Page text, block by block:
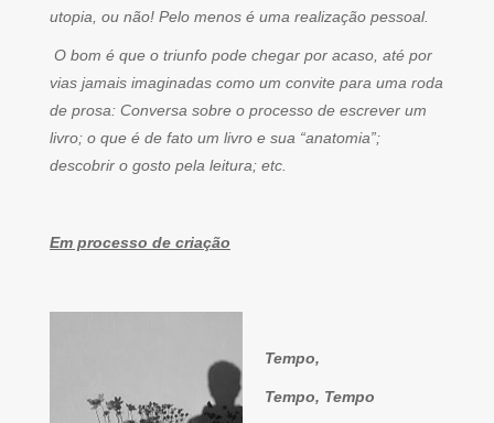
utopia, ou não! Pelo menos é uma realização pessoal.
O bom é que o triunfo pode chegar por acaso, até por
vias jamais imaginadas como um convite para uma roda
de prosa: Conversa sobre o processo de escrever um
livro; o que é de fato um livro e sua “anatomia”;
descobrir o gosto pela leitura; etc.
Em processo de criação
Tempo,
Tempo, Tempo